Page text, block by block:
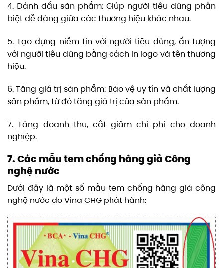
4. Đánh dấu sản phẩm: Giúp người tiêu dùng phân
biệt dễ dàng giữa các thương hiệu khác nhau.
5. Tạo dựng niềm tin với người tiêu dùng, ấn tượng
với người tiêu dùng bằng cách in logo và tên thương
hiệu.
6. Tăng giá trị sản phẩm: Bảo vệ uy tín và chất lượng
sản phẩm, từ đó tăng giá trị của sản phẩm.
7. Tăng doanh thu, cắt giảm chi phí cho doanh
nghiệp.
7. Các mẫu tem chống hàng giả Công
nghệ nước
Dưới đây là một số mẫu tem chống hàng giả công
nghệ nước do Vina CHG phát hành: